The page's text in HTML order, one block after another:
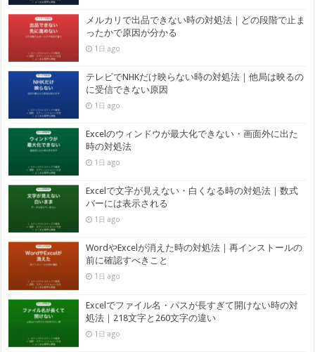
メルカリで出品できない時の対処法｜どの段階で止ま
ったかで原因が分かる
1日 ago
テレビでNHKだけ映らない時の対処法｜他局は映るの
に受信できない原因
1日 ago
Excelのウィンドウが最大化できない・画面外に出た
時の対処法
1日 ago
Excelで文字が見えない・白くなる時の対処法｜数式
バーには表示される
1日 ago
WordやExcelが消えた時の対処法｜再インストールの
前に確認すべきこと
1日 ago
Excelでファイル名・パスが長すぎて開けない時の対
処法｜218文字と260文字の違い
1日 ago